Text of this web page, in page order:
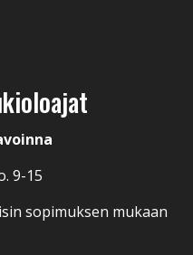
9-15
sopimuksen mukaan